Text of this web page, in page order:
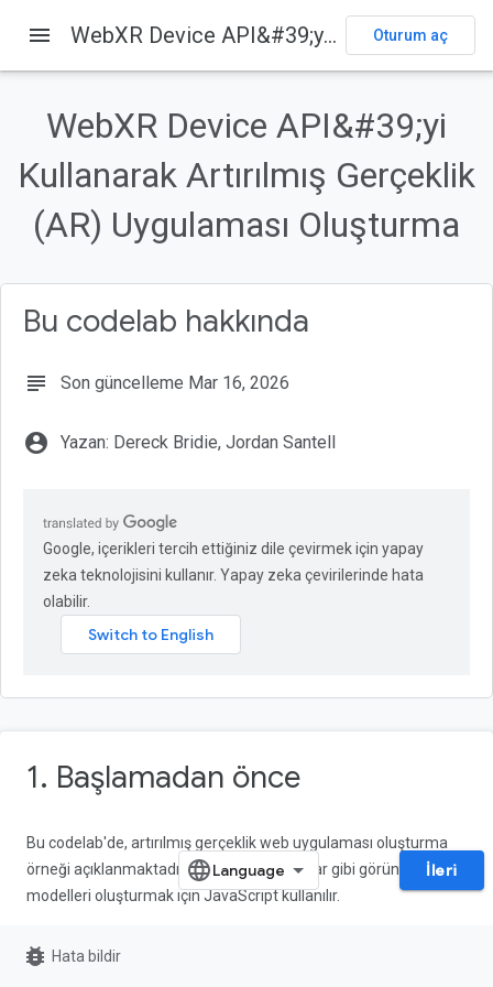
1. Başlamadan önce
Artırılmış gerçeklik nedir?
Ne oluşturacaksınız?
Neler öğreneceksiniz?
İhtiyacınız olanlar
menu WebXR Device API&#39;yi Kullanarak Artırılmış Gerçeklik (AR) Uygulaması Oluşturma Oturum aç
WebXR Device API&#39;yi
Kullanarak Artırılmış Gerçeklik
(AR) Uygulaması Oluşturma
Bu codelab hakkında
subject Son güncelleme Mar 16, 2026
account_circle Yazan: Dereck Bridie, Jordan Santell
Google, içerikleri tercih ettiğiniz dile çevirmek için yapay
zeka teknolojisini kullanır. Yapay zeka çevirilerinde hata
olabilir.
1. Başlamadan önce
Bu codelab'de, artırılmış gerçeklik web uygulaması oluşturma
örneği açıklanmaktadır. Gerçek dünyada var gibi görünen 3D
modelleri oluşturmak için JavaScript kullanılır.
API 'yi kullanıyorsunuz. Etkileşimli web'de çalışan basit bir AR
İleri
bug_report Hata bildir